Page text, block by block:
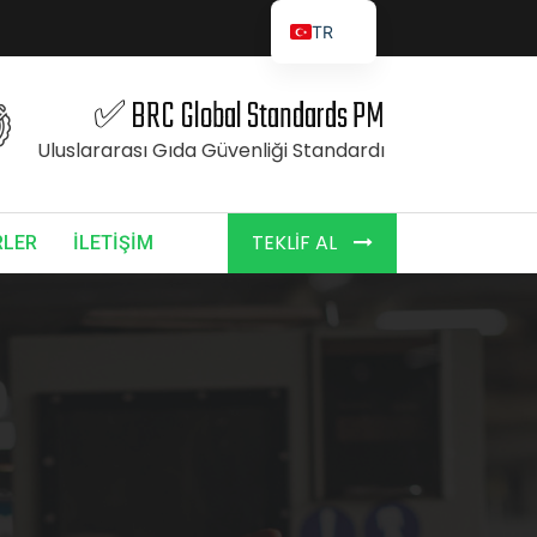
✅ BRC Global Standards PM
Uluslararası Gıda Güvenliği Standardı
İLETİŞİM TEKLIF AL
TR